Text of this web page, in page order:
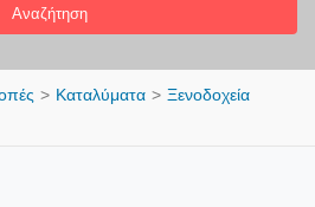
Αναζήτηση
Καταλύματα
Ξενοδοχεία